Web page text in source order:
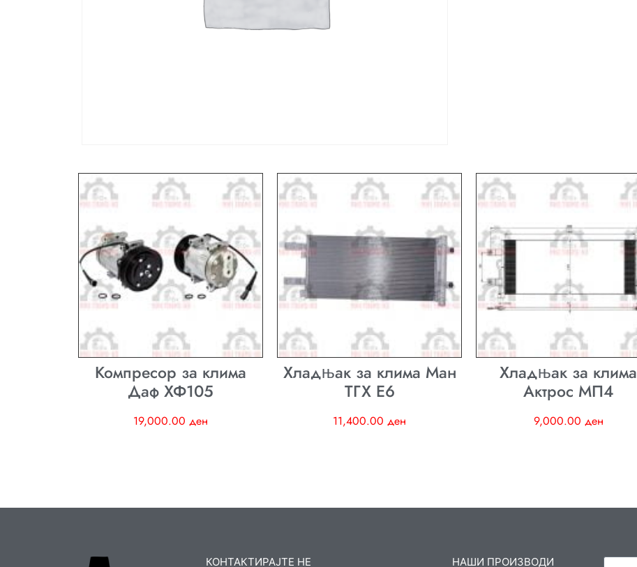
Компресор за клима
Даф ХФ105
19,000.00 ден
Хладњак за клима Ман
ТГХ E6
11,400.00 ден
Хладњак за клима
Актрос МП4
9,000.00 ден
КОНТАКТИРАЈТЕ НЕ НАШИ ПРОИЗВОДИ